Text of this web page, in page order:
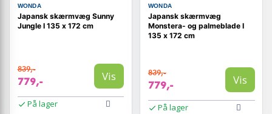
WONDA
Japansk skærmvæg Sunny
Jungle I 135 x 172 cm
839,-
779,- Vis
På lager
WONDA
Japansk skærmvæg
Monstera- og palmeblade I
135 x 172 cm
839,-
779,- Vis
På lager